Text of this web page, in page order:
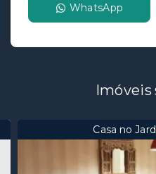
WhatsApp
Imóveis
Casa no